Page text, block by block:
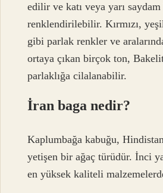
edilir ve katı veya yarı
renklendirilebilir. Kırmızı,
gibi parlak renkler ve
ortaya çıkan birçok ton,
parlaklığa cilalanabilir.
İran baga nedir?
Kaplumbağa kabuğu,
yetişen bir ağaç türüdür. İnci
en yüksek kaliteli